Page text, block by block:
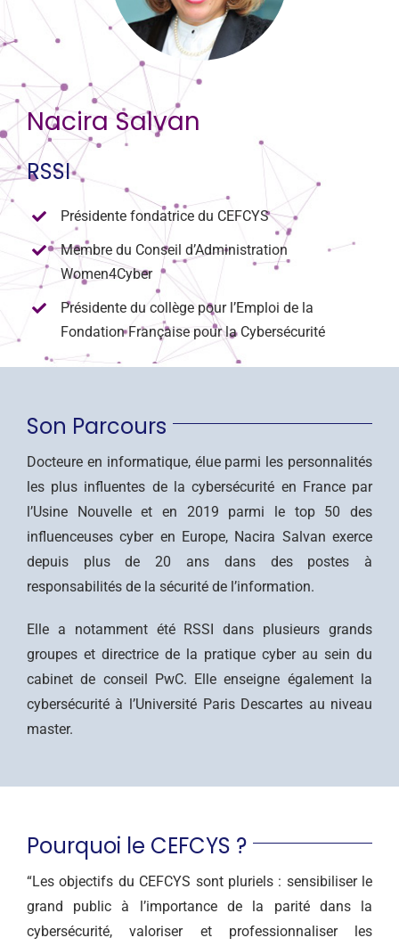
Nacira Salvan
RSSI
Présidente fondatrice du CEFCYS
Membre du Conseil d’Administration
Women4Cyber
Présidente du collège pour l’Emploi de la
Fondation Française pour la Cybersécurité
Son Parcours
Docteure en informatique, élue parmi les personnalités
les plus influentes de la cybersécurité en France par
l’Usine Nouvelle et en 2019 parmi le top 50 des
influenceuses cyber en Europe, Nacira Salvan exerce
depuis plus de 20 ans dans des postes à
responsabilités de la sécurité de l’information.
Elle a notamment été RSSI dans plusieurs grands
groupes et directrice de la pratique cyber au sein du
cabinet de conseil PwC. Elle enseigne également la
cybersécurité à l’Université Paris Descartes au niveau
master.
Pourquoi le CEFCYS ?
“Les objectifs du CEFCYS sont pluriels : sensibiliser le
grand public à l’importance de la parité dans la
cybersécurité, valoriser et professionnaliser les